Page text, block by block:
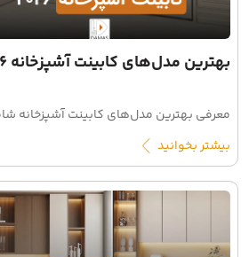
بهترین مدل‌های کابینت آشپزخانه ۲۰۲۶
بیشتر بخوانید